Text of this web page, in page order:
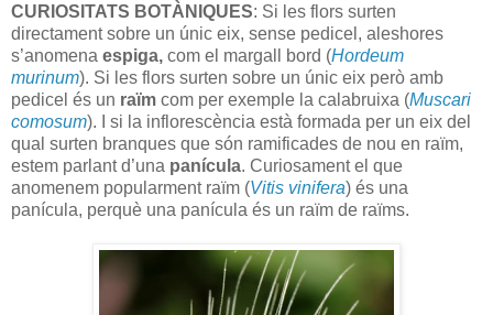
CURIOSITATS BOTÀNIQUES: Si les flors surten
directament sobre un únic eix, sense pedicel, aleshores
s’anomena espiga, com el margall bord (Hordeum
murinum). Si les flors surten sobre un únic eix però amb
pedicel és un raïm com per exemple la calabruixa (Muscari
comosum). I si la inflorescència està formada per un eix del
qual surten branques que són ramificades de nou en raïm,
estem parlant d’una panícula. Curiosament el que
anomenem popularment raïm (Vitis vinifera) és una
panícula, perquè una panícula és un raïm de raïms.